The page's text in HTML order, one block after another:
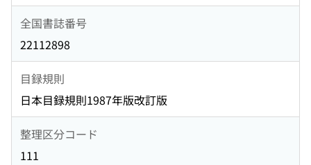
全国書誌番号
22112898
目録規則
日本目録規則1987年版改訂版
整理区分コード
111